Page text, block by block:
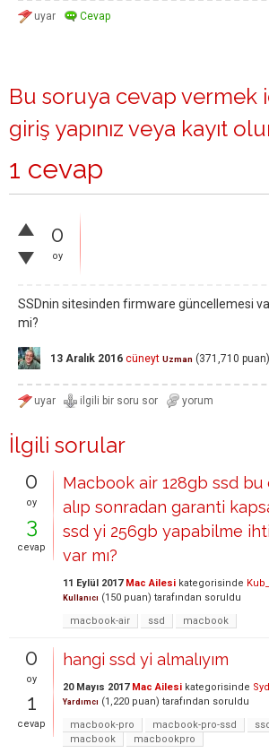
Bu soruya cevap vermek
giriş yapınız veya kayıt
1 cevap
0
oy
SSDnin sitesinden firmware güncellemesi
mi?
13 Aralık 2016 cüneyt Uzman (371,710 puan)
İlgili sorular
0
oy
3
cevap
Macbook air 128gb ssd bu
alıp sonradan garanti
ssd yi 256gb yapabilme
var mı?
11 Eylül 2017 Mac Ailesi kategorisinde
Kullanıcı (150 puan) tarafından soruldu
macbook-air
ssd macbook
0
oy
1
cevap
hangi ssd yi almalıyım
20 Mayıs 2017 Mac Ailesi kategorisinde
Yardımcı (1,220 puan) tarafından soruldu
macbook-pro
macbook-pro-ssd
macbook
macbookpro